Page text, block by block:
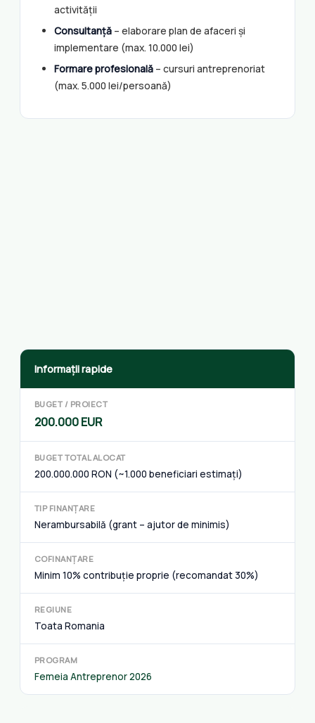
activității
Consultanță– elaborare plan de afaceri și
implementare (max. 10.000 lei)
Formare profesională– cursuri antreprenoriat
(max. 5.000 lei/persoană)
Informații rapide
BUGET / PROIECT
200.000 EUR
BUGET TOTAL ALOCAT
200.000.000 RON (~1.000 beneficiari estimați)
TIP FINANȚARE
Nerambursabilă (grant – ajutor de minimis)
COFINANȚARE
Minim 10% contribuție proprie (recomandat 30%)
REGIUNE
Toata Romania
PROGRAM
Femeia Antreprenor 2026